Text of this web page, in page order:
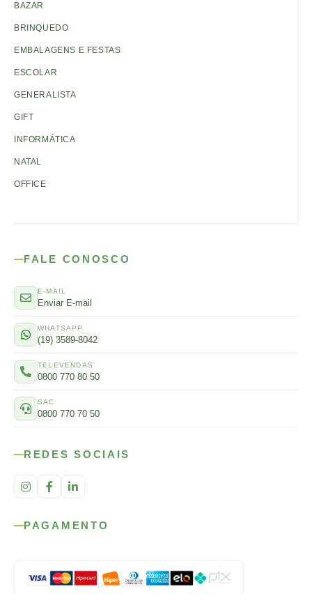
BAZAR
BRINQUEDO
EMBALAGENS E FESTAS
ESCOLAR
GENERALISTA
GIFT
INFORMÁTICA
NATAL
OFFICE
FALE CONOSCO
E-MAIL
Enviar E-mail
WHATSAPP
(19) 3589-8042
TELEVENDAS
0800 770 80 50
SAC
0800 770 70 50
REDES SOCIAIS
PAGAMENTO